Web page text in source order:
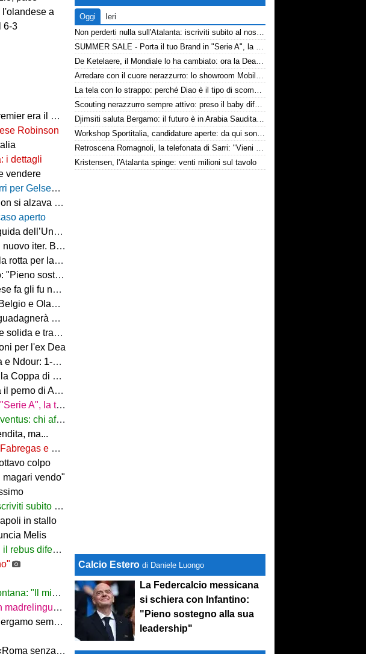
a
6-3
mio sogno"
Robinson
i dettagli
vendere
preoccupato”
aperto
21
più organico”
stagione
sua leadership"
negli Stati Uniti
e Olanda
qualcosa
trasparente"
per l'ex Dea
col Deportivo
di Lega
di Allegri
nel cuore dell'Atalanta
il colpo?
ma...
del brasiliano
colpo
vendo"
canale WhatsApp!
in stallo
Melis
dell'Atalanta
stato rossonero"
della zona
da Sarri»"
senza limiti»"
Oggi
Ieri
Non perderti nulla sull'Atalanta: iscriviti subito al nostro canale WhatsApp!
SUMMER SALE - Porta il tuo Brand in "Serie A", la tua azienda e professione titolare nel cuore dell'Atalanta
De Ketelaere, il Mondiale lo ha cambiato: ora la Dea riparte da lui
Arredare con il cuore nerazzurro: lo showroom Mobilmondo a Osio Sotto. Quando essere di fede atalantina conviene
La tela con lo strappo: perché Diao è il tipo di scommessa che Giuntoli ama
Scouting nerazzurro sempre attivo: preso il baby difensore 2010 Levačić
Djimsiti saluta Bergamo: il futuro è in Arabia Saudita! Tre milioni e firma biennale
Workshop Sportitalia, candidature aperte: da qui sono passate firme di Serie A
Retroscena Romagnoli, la telefonata di Sarri: "Vieni con me a Bergamo"
Kristensen, l'Atalanta spinge: venti milioni sul tavolo
Calcio Estero di Daniele Luongo
La Federcalcio messicana
si schiera con Infantino:
"Pieno sostegno alla sua
leadership"